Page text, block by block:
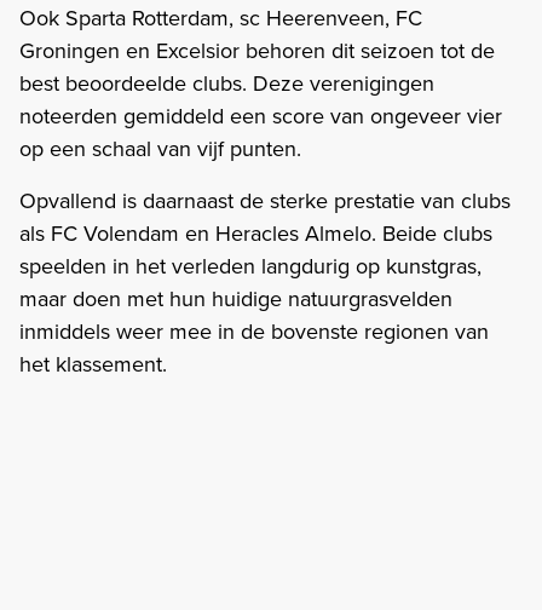
Ook Sparta Rotterdam, sc Heerenveen, FC
Groningen en Excelsior behoren dit seizoen tot de
best beoordeelde clubs. Deze verenigingen
noteerden gemiddeld een score van ongeveer vier
op een schaal van vijf punten.
Opvallend is daarnaast de sterke prestatie van clubs
als FC Volendam en Heracles Almelo. Beide clubs
speelden in het verleden langdurig op kunstgras,
maar doen met hun huidige natuurgrasvelden
inmiddels weer mee in de bovenste regionen van
het klassement.